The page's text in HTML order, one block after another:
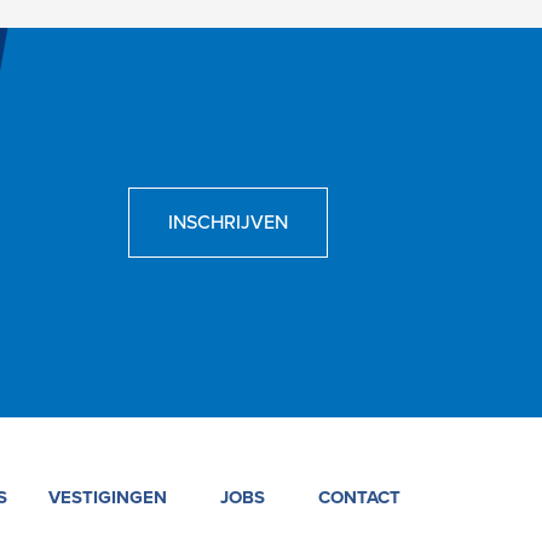
INSCHRIJVEN
VESTIGINGEN JOBS CONTACT